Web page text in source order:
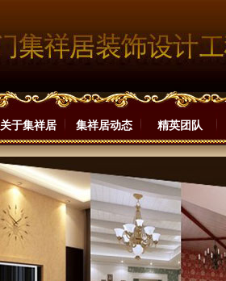
关于集祥居 集祥居动态 精英团队